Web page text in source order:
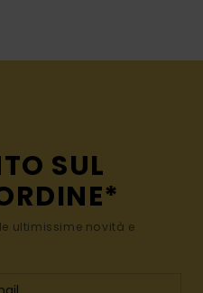
SUL
ultimissime novità e